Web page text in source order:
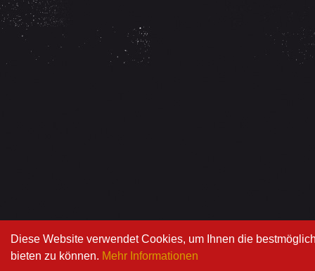
Diese Website verwendet Cookies, um Ihnen die
bieten zu können. Mehr Informationen